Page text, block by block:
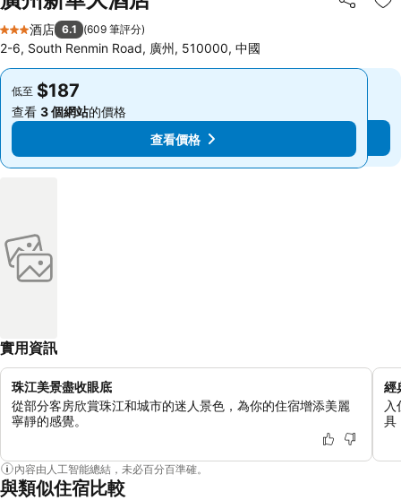
分享
放
3 星級
酒店 6.1 (609 筆評分)
2-6, South Renmin Road, 廣州, 510000, 中國
低至 $187
查看 3 個網站的價格
查看價格
低至 $187
查看 3 個網站的價格
查看價格
實用資訊
珠江美景盡收眼底
從部分客房欣賞珠江和城市的迷人景色，為你的住宿增添美麗
寧靜的感覺。
經
具
內容由人工智能總結，未必百分百準確。
與類似住宿比較